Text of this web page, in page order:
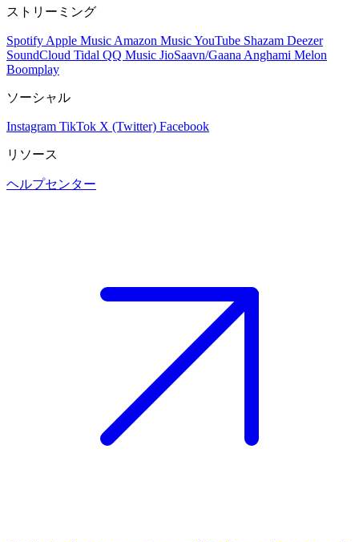
ストリーミング
Spotify Apple Music Amazon MusicYouTube Shazam Deezer
SoundCloud Tidal QQ Music JioSaavn/Gaana Anghami Melon
Boomplay
ソーシャル
Instagram TikTok X (Twitter) Facebook
リソース
ヘルプセンター